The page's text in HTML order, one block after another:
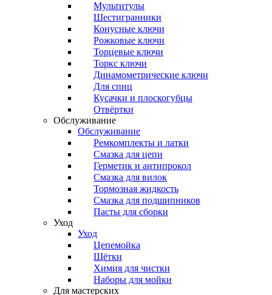
Мультитулы
Шестигранники
Конусные ключи
Рожковые ключи
Торцевые ключи
Торкс ключи
Динамометрические ключи
Для спиц
Кусачки и плоскогубцы
Отвёртки
Обслуживание
Обслуживание
Ремкомплекты и латки
Смазка для цепи
Герметик и антипрокол
Смазка для вилок
Тормозная жидкость
Смазка для подшипников
Пасты для сборки
Уход
Уход
Цепемойка
Щётки
Химия для чистки
Наборы для мойки
Для мастерских